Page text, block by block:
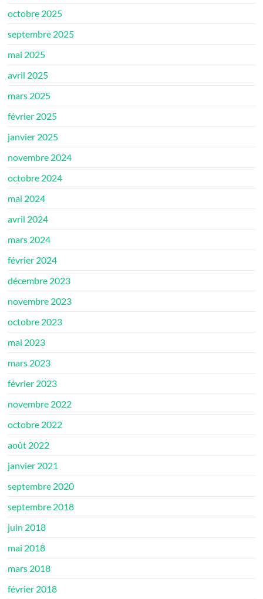
octobre 2025
septembre 2025
mai 2025
avril 2025
mars 2025
février 2025
janvier 2025
novembre 2024
octobre 2024
mai 2024
avril 2024
mars 2024
février 2024
décembre 2023
novembre 2023
octobre 2023
mai 2023
mars 2023
février 2023
novembre 2022
octobre 2022
août 2022
janvier 2021
septembre 2020
septembre 2018
juin 2018
mai 2018
mars 2018
février 2018